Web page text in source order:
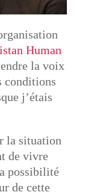
Human
la voix
conditions
j’étais
la situation
de vivre
possibilité
de cette